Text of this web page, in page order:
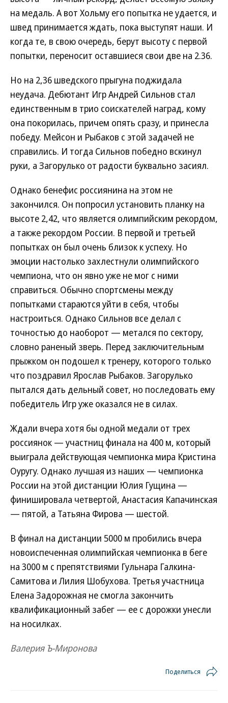
на медаль. А вот Хольму его попытка не удается, и
швед принимается ждать, пока выступят наши. И
когда те, в свою очередь, берут высоту с первой
попытки, переносит оставшиеся свои две на 2.36.
Но на 2,36 шведского прыгуна поджидала
неудача. Дебютант Игр Андрей Сильнов стал
единственным в трио соискателей наград, кому
она покорилась, причем опять сразу, и принесла
победу. Мейсон и Рыбаков с этой задачей не
справились. И тогда Сильнов победно вскинул
руки, а Загорулько от радости буквально засиял.
Однако бенефис россиянина на этом не
закончился. Он попросил установить планку на
высоте 2,42, что является олимпийским рекордом,
а также рекордом России. В первой и третьей
попытках он был очень близок к успеху. Но
эмоции настолько захлестнули олимпийского
чемпиона, что он явно уже не мог с ними
справиться. Обычно спортсмены между
попытками стараются уйти в себя, чтобы
настроиться. Однако Сильнов все делал с
точностью до наоборот — метался по сектору,
словно раненый зверь. Перед заключительным
прыжком он подошел к тренеру, которого только
что поздравил Ярослав Рыбаков. Загорулько
пытался дать дельный совет, но последовать ему
победитель Игр уже оказался не в силах.
Ждали вчера хотя бы одной медали от трех
россиянок — участниц финала на 400 м, который
выиграла действующая чемпионка мира Кристина
Оуругу. Однако лучшая из наших — чемпионка
России на этой дистанции Юлия Гущина —
финишировала четвертой, Анастасия Капачинская
— пятой, а Татьяна Фирова — шестой.
В финал на дистанции 5000 м пробились вчера
новоиспеченная олимпийская чемпионка в беге
на 3000 м с препятствиями Гульнара Галкина-
Самитова и Лилия Шобухова. Третья участница
Елена Задорожная не смогла закончить
квалификационный забег — ее с дорожки унесли
на носилках.
Валерия Ъ-Миронова
Поделиться